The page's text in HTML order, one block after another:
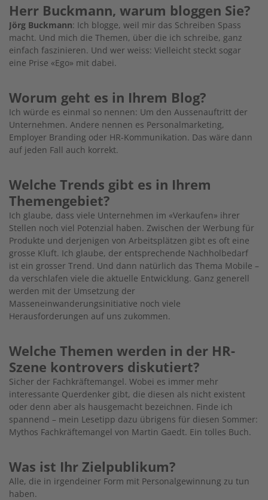
Herr Buckmann, warum bloggen Sie?
Jörg Buckmann: Ich blogge, weil mir das Schreiben Spass
macht. Und mich die Themen, über die ich schreibe, ganz
einfach faszinieren. Und wer weiss: Vielleicht steckt sogar
eine Prise «Ego» mit dabei.
Worum geht es in Ihrem Blog?
Ich würde es einmal so nennen: Um den Aussenauftritt der
Unternehmen. Andere nennen es Personalmarketing,
Employer Branding oder HR-Kommunikation. Das wäre dann
auf jeden Fall auch korrekt.
Welche Trends gibt es in Ihrem
Themengebiet?
Ich glaube, dass viele Unternehmen im «Verkaufen» ihrer
Stellen noch viel Potenzial haben. Zwischen der Werbung für
Produkte und derjenigen von Arbeitsplätzen gibt es oft eine
grosse Kluft. Ich glaube, der entsprechende Nachholbedarf
ist ein grosser Trend. Und dann natürlich das Thema Mobile –
da verschlafen viele die aktuelle Entwicklung. Ganz generell
werden mit der Umsetzung der
Masseneinwanderungsinitiative noch viele
Herausforderungen auf uns zukommen.
Welche Themen werden in der HR-
Szene kontrovers diskutiert?
Sicher der Fachkräftemangel. Wobei es immer mehr
interessante Querdenker gibt, die diesen als nicht existent
oder denn aber als hausgemacht bezeichnen. Finde ich
spannend – mein Lesetipp dazu übrigens für diesen Sommer:
Mythos Fachkräftemangel von Martin Gaedt. Ein tolles Buch.
Was ist Ihr Zielpublikum?
Alle, die in irgendeiner Form mit Personalgewinnung zu tun
haben.